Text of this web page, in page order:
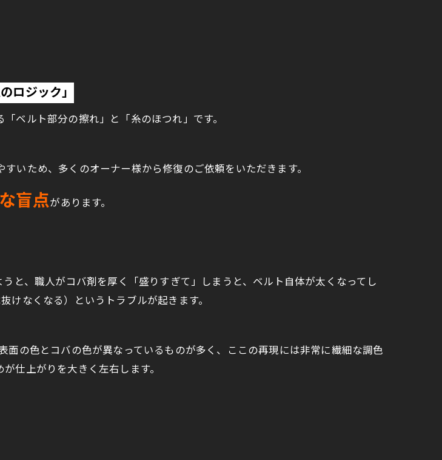
ロジック」
ベルト部分の擦れ」と「糸のほつれ」です。
いため、多くのオーナー様から修復のご依頼をいただきます。
盲点があります。
と、職人がコバ剤を厚く「盛りすぎて」しまうと、ベルト自体が太くなってし
けなくなる）というトラブルが起きます。
の色とコバの色が異なっているものが多く、ここの再現には非常に繊細な調色
仕上がりを大きく左右します。